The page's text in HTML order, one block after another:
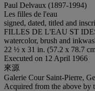
Paul Delvaux (1897-1994)
Les filles de l'eau
signed, dated, titled and
FILLES DE L'EAU ST
watercolor, brush and
22 ½ x 31 in. (57.2 x 78.7
Executed on 12 April 1966
來源
Galerie Cour Saint-Pierre,
Acquired from the above by